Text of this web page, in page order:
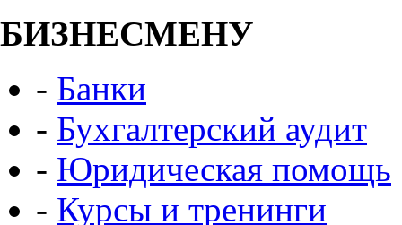
БИЗНЕСМЕНУ
- Банки
- Бухгалтерский аудит
- Юридическая помощь
- Курсы и тренинги